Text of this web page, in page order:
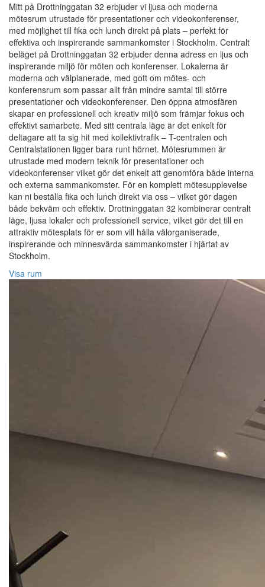
Mitt på Drottninggatan 32 erbjuder vi ljusa och moderna
mötesrum utrustade för presentationer och videokonferenser,
med möjlighet till fika och lunch direkt på plats – perfekt för
effektiva och inspirerande sammankomster i Stockholm. Centralt
beläget på Drottninggatan 32 erbjuder denna adress en ljus och
inspirerande miljö för möten och konferenser. Lokalerna är
moderna och välplanerade, med gott om mötes- och
konferensrum som passar allt från mindre samtal till större
presentationer och videokonferenser. Den öppna atmosfären
skapar en professionell och kreativ miljö som främjar fokus och
effektivt samarbete. Med sitt centrala läge är det enkelt för
deltagare att ta sig hit med kollektivtrafik – T-centralen och
Centralstationen ligger bara runt hörnet. Mötesrummen är
utrustade med modern teknik för presentationer och
videokonferenser vilket gör det enkelt att genomföra både interna
och externa sammankomster. För en komplett mötesupplevelse
kan ni beställa fika och lunch direkt via oss – vilket gör dagen
både bekväm och effektiv. Drottninggatan 32 kombinerar centralt
läge, ljusa lokaler och professionell service, vilket gör det till en
attraktiv mötesplats för er som vill hålla välorganiserade,
inspirerande och minnesvärda sammankomster i hjärtat av
Stockholm.
Visa rum